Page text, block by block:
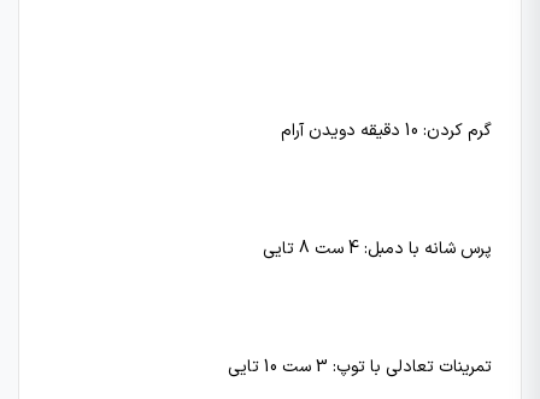
گرم کردن: 10 دقیقه دویدن آرام
پرس شانه با دمبل: 4 ست 8 تایی
تمرینات تعادلی با توپ: 3 ست 10 تایی